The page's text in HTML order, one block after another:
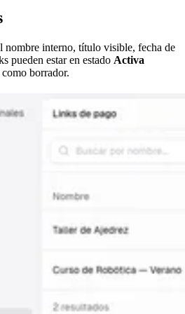
nombre interno, título visible, fecha de
pueden estar en estado Activa
borrador.